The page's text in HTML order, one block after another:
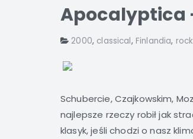
Apocalyptica
2000, classical, Finlandia, rock
Schubercie, Czajkowskim,
najlepsze rzeczy robił jak
klasyk, jeśli chodzi o nasz